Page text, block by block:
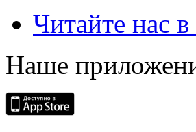
Читайте нас в
Наше